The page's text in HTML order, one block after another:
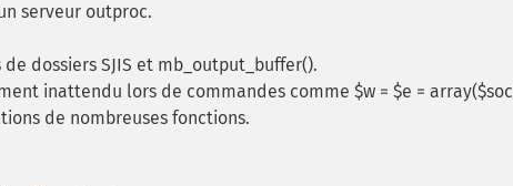
serveur outproc.
dossiers SJIS et mb_output_buffer().
inattendu lors de commandes comme $w = $e =
de nombreuses fonctions.